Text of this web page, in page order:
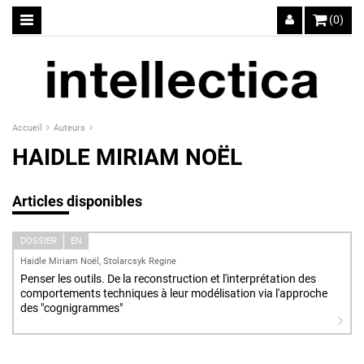
(0)
Accueil Auteurs
HAIDLE MIRIAM NOËL
Articles disponibles
DOSSIER
EN
Haidle Miriam Noël, Stolarcsyk Regine
Penser les outils. De la reconstruction et l'interprétation des
comportements techniques à leur modélisation via l'approche
des "cognigrammes"